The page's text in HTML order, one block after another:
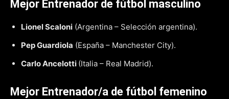
Mejor Entrenador de fútbol masculino
Lionel Scaloni (Argentina – Selección argentina).
Pep Guardiola (España – Manchester City).
Carlo Ancelotti (Italia – Real Madrid).
Mejor Entrenador/a de fútbol femenino